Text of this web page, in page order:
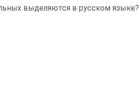
выделяются в русском языке?